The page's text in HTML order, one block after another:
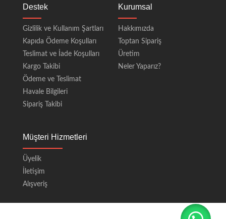
Destek
Gizlilik ve Kullanım Şartları
Kapıda Ödeme Koşulları
Teslimat ve İade Koşulları
Kargo Takibi
Ödeme ve Teslimat
Havale Bilgileri
Sipariş Takibi
Kurumsal
Hakkımızda
Toptan Sipariş
Üretim
Neler Yaparız?
Müşteri Hizmetleri
Üyelik
İletişim
Alışveriş